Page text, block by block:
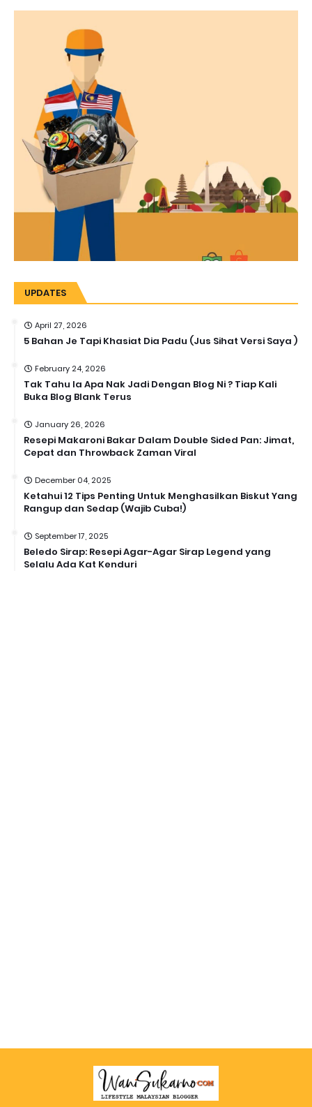
UPDATES
April 27, 2026
5 Bahan Je Tapi Khasiat Dia Padu (Jus Sihat Versi Saya )
February 24, 2026
Tak Tahu la Apa Nak Jadi Dengan Blog Ni ? Tiap Kali
Buka Blog Blank Terus
January 26, 2026
Resepi Makaroni Bakar Dalam Double Sided Pan: Jimat,
Cepat dan Throwback Zaman Viral
December 04, 2025
Ketahui 12 Tips Penting Untuk Menghasilkan Biskut Yang
Rangup dan Sedap (Wajib Cuba!)
September 17, 2025
Beledo Sirap: Resepi Agar-Agar Sirap Legend yang
Selalu Ada Kat Kenduri